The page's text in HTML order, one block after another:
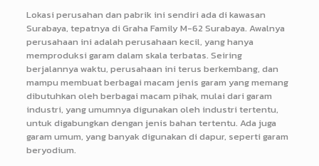
Lokasi perusahan dan pabrik ini sendiri ada di kawasan
Surabaya, tepatnya di Graha Family M-62 Surabaya. Awalnya
perusahaan ini adalah perusahaan kecil, yang hanya
memproduksi garam dalam skala terbatas. Seiring
berjalannya waktu, perusahaan ini terus berkembang, dan
mampu membuat berbagai macam jenis garam yang memang
dibutuhkan oleh berbagai macam pihak, mulai dari garam
industri, yang umumnya digunakan oleh industri tertentu,
untuk digabungkan dengan jenis bahan tertentu. Ada juga
garam umum, yang banyak digunakan di dapur, seperti garam
beryodium.